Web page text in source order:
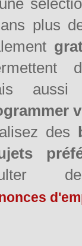
plus
des